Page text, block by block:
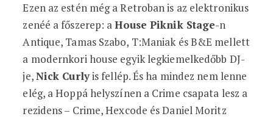
Ezen az estén még a Retroban is az elektronikus
zenéé a főszerep: aHouse Piknik Stage-n
Antique, Tamas Szabo, T:Maniak és B&E mellett
a modernkori house egyik legkiemelkedőbb DJ-
je,Nick Curlyis fellép. És ha mindez nem lenne
elég, a Hoppá helyszínen a Crime csapata lesz a
rezidens – Crime, Hexcode és Daniel Moritz